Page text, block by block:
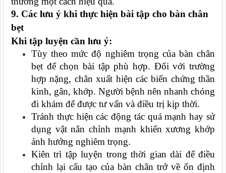
9. Các lưu ý khi thực hiện bài tập cho bàn chân
bẹt
Khi tập luyện cần lưu ý:
Tùy theo mức độ nghiêm trọng của bàn chân
bẹt để chọn bài tập phù hợp. Đối với trường
hợp nặng, chân xuất hiện các biến chứng thần
kinh, gân, khớp. Người bệnh nên nhanh chóng
đi khám để được tư vấn và điều trị kịp thời.
Tránh thực hiện các động tác quá mạnh hay sử
dụng vật nắn chỉnh mạnh khiến xương khớp
ảnh hưởng nghiêm trọng.
Kiên trì tập luyện trong thời gian dài để điều
chỉnh lại cấu tạo của bàn chân trở về ổn định